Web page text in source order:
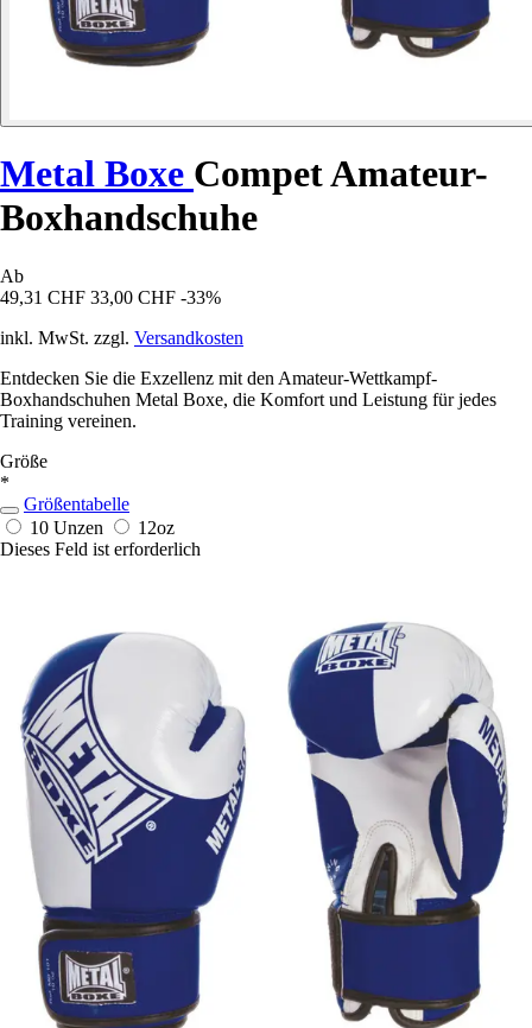
Metal Boxe Compet Amateur-
Boxhandschuhe
Ab
49,31 CHF 33,00 CHF -33%
inkl. MwSt. zzgl. Versandkosten
Entdecken Sie die Exzellenz mit den Amateur-Wettkampf-
Boxhandschuhen Metal Boxe, die Komfort und Leistung für jedes
Training vereinen.
Größe
*
Größentabelle
10 Unzen
12oz
Dieses Feld ist erforderlich